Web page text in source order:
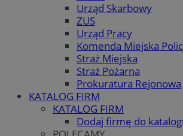
Urząd Skarbowy
ZUS
Urząd Pracy
Komenda Miejska
Straż Miejska
Straż Pożarna
Prokuratura Rejonowa
KATALOG FIRM
KATALOG FIRM
Dodaj firmę do